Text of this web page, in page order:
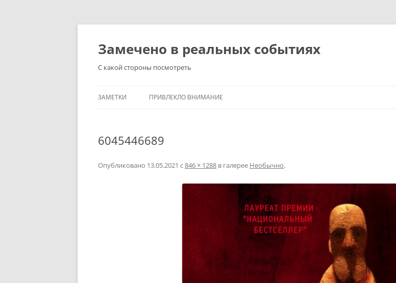
Перейти
Замечено в реальных событиях
С какой стороны посмотреть
ЗАМЕТКИ ПРИВЛЕКЛО ВНИМАНИЕ
6045446689
Опубликовано 13.05.2021 с846 × 1288 в галерее Необычно.